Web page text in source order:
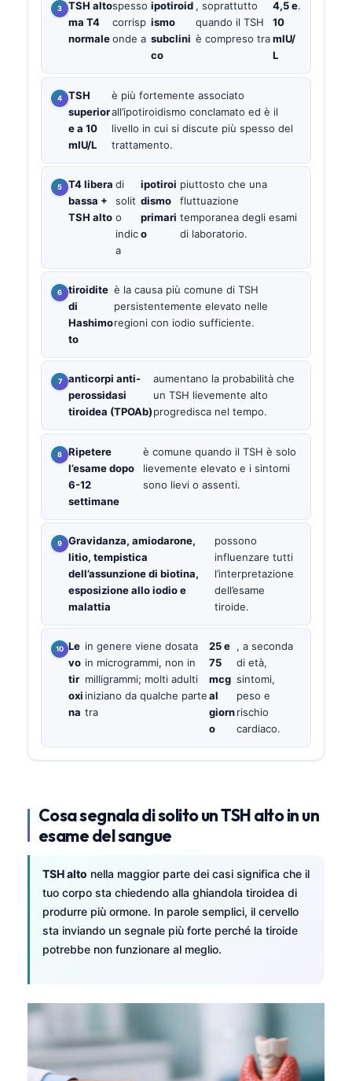
TSH alto
ma T4
normale
spesso
corrisp
onde a
ipotiroid
ismo
subclini
co
, soprattutto
quando il TSH
è compreso tra
4,5 e
10
mIU/
L
.
TSH
superior
e a 10
mIU/L
è più fortemente associato
all’ipotiroidismo conclamato ed è il
livello in cui si discute più spesso del
trattamento.
T4 libera
bassa +
TSH alto
di
solit
o
indic
a
ipotiroi
dismo
primari
o
piuttosto che una
fluttuazione
temporanea degli esami
di laboratorio.
tiroidite
di
Hashimo
to
è la causa più comune di TSH
persistentemente elevato nelle
regioni con iodio sufficiente.
anticorpi anti-
perossidasi
tiroidea (TPOAb)
aumentano la probabilità che
un TSH lievemente alto
progredisca nel tempo.
Ripetere
l’esame dopo
6-12
settimane
è comune quando il TSH è solo
lievemente elevato e i sintomi
sono lievi o assenti.
Gravidanza, amiodarone,
litio, tempistica
dell’assunzione di biotina,
esposizione allo iodio e
malattia
possono
influenzare tutti
l’interpretazione
dell’esame
tiroide.
Le
vo
tir
oxi
na
in genere viene dosata
in microgrammi, non in
milligrammi; molti adulti
iniziano da qualche parte
tra
25 e
75
mcg
al
giorn
o
, a seconda
di età,
sintomi,
peso e
rischio
cardiaco.
Cosa segnala di solito un TSH alto in un
esame del sangue
TSH alto nella maggior parte dei casi significa che il
tuo corpo sta chiedendo alla ghiandola tiroidea di
produrre più ormone. In parole semplici, il cervello
sta inviando un segnale più forte perché la tiroide
potrebbe non funzionare al meglio.